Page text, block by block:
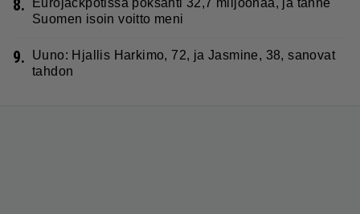
8.
Eurojackpotissa poksahti 32,7 miljoonaa, ja tänne
Suomen isoin voitto meni
9.
Uuno: Hjallis Harkimo, 72, ja Jasmine, 38, sanovat
tahdon